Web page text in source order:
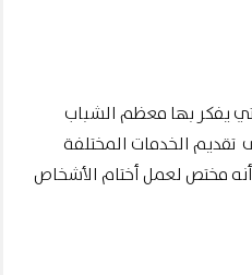
يفكر بها معظم الشباب
تقديم الخدمات المختلفة
أنه مختص لعمل أختام الأشخاص